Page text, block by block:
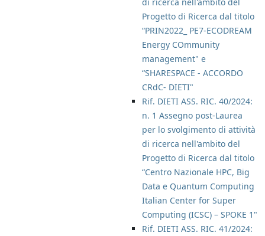
Progetto di Ricerca dal titolo
“PRIN2022_ PE7-ECODREAM
Energy COmmunity
management" e
“SHARESPACE - ACCORDO
CRdC- DIETI"
Rif. DIETI ASS. RIC. 40/2024:
n. 1 Assegno post-Laurea
per lo svolgimento di attività
di ricerca nell'ambito del
Progetto di Ricerca dal titolo
“Centro Nazionale HPC, Big
Data e Quantum Computing
Italian Center for Super
Computing (ICSC) – SPOKE 1"
Rif. DIETI ASS. RIC. 41/2024: